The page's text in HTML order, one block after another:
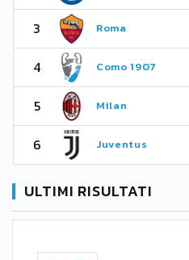
3 Roma
4 Como 1907
5 Milan
6 Juventus
ULTIMI RISULTATI